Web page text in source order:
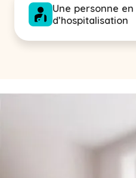
Une personne
d’hospitalisation